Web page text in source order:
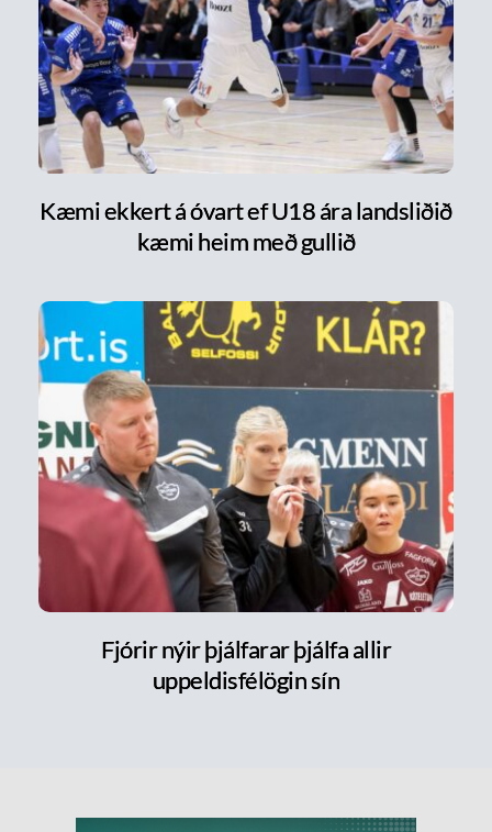
Kæmi ekkert á óvart ef U18 ára landsliðið
kæmi heim með gullið
Fjórir nýir þjálfarar þjálfa allir
uppeldisfélögin sín